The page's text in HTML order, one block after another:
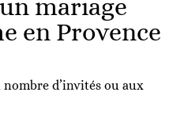
mariage
en Provence
nombre d’invités ou aux